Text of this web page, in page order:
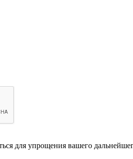
для упрощения вашего